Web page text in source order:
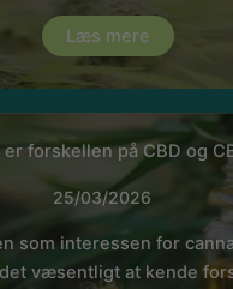
Læs mere
er forskellen på CBD og
25/03/2026
som interessen for
væsentligt at kende